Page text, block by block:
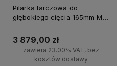
Pilarka tarczowa do
głębokiego cięcia 165mm M18
3 879,00 zł
zawiera 23.00% VAT, bez
kosztów dostawy